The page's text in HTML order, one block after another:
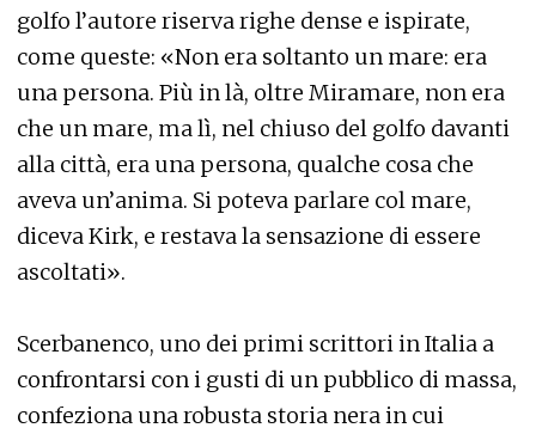
golfo l’autore riserva righe dense e ispirate,
come queste: «Non era soltanto un mare: era
una persona. Più in là, oltre Miramare, non era
che un mare, ma lì, nel chiuso del golfo davanti
alla città, era una persona, qualche cosa che
aveva un’anima. Si poteva parlare col mare,
diceva Kirk, e restava la sensazione di essere
ascoltati».
Scerbanenco, uno dei primi scrittori in Italia a
confrontarsi con i gusti di un pubblico di massa,
confeziona una robusta storia nera in cui